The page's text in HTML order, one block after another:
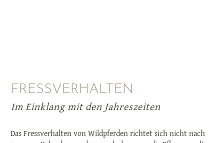
FRESSVERHALTEN
Im Einklang mit den Jahreszeiten
Das Fressverhalten von Wildpferden richtet sich nicht nach